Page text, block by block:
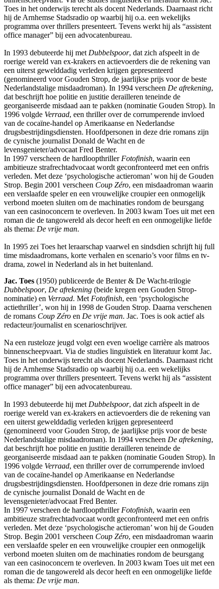
Toes in het onderwijs terecht als docent Nederlands. Daarnaast richt
hij de Arnhemse Stadsradio op waarbij hij o.a. een wekelijks
programma over thrillers presenteert. Tevens werkt hij als “assistent
office manager” bij een advocatenbureau.
In 1993 debuteerde hij met Dubbelspoor, dat zich afspeelt in de
roerige wereld van ex-krakers en actievoerders die de rekening van
een uiterst gewelddadig verleden krijgen gepresenteerd
(genomineerd voor Gouden Strop, de jaarlijkse prijs voor de beste
Nederlandstalige misdaadroman). In 1994 verscheen De afrekening,
dat beschrijft hoe politie en justitie derailleren teneinde de
georganiseerde misdaad aan te pakken (nominatie Gouden Strop). In
1996 volgde Verraad, een thriller over de corrumperende invloed
van de cocaïne-handel op Amerikaanse en Nederlandse
drugsbestrijdingsdiensten. Hoofdpersonen in deze drie romans zijn
de cynische journalist Donald de Wacht en de
levensgenieter/advocaat Fred Benter.
In 1997 verscheen de hardloopthriller Fotofinish, waarin een
ambitieuze strafrechtadvocaat wordt geconfronteerd met een onfris
verleden. Met deze ‘psychologische actieroman’ won hij de Gouden
Strop. Begin 2001 verscheen Coup Zéro, een misdaadroman waarin
een verslaafde speler en een vrouwelijke croupier een onmogelijk
verbond moeten sluiten om de machinaties rondom de beursgang
van een casinoconcern te overleven. In 2003 kwam Toes uit met een
roman die de tangowereld als decor heeft en een onmogelijke liefde
als thema: De vrije man.
In 1995 zei Toes het leraarschap vaarwel en sindsdien schrijft hij full
time misdaadromans, korte verhalen en scenario’s voor films en tv-
drama, zowel in Nederland als in het buitenland.
Jac. Toes (1950) publiceerde de Benter & De Wacht-trilogie
Dubbelspoor, De afrekening (beide kregen een Gouden Strop-
nominatie) en Verraad. Met Fotofinish, een ‘psychologische
actiethriller’, won hij in 1998 de Gouden Strop. Daarna verschenen
de romans Coup Zéro en De vrije man. Jac. Toes is ook actief als
redacteur/journalist en scenarioschrijver.
Na een rusteloze jeugd volgt een even woelige carrière als matroos
binnenscheepvaart. Via de studies linguïstiek en literatuur komt Jac.
Toes in het onderwijs terecht als docent Nederlands. Daarnaast richt
hij de Arnhemse Stadsradio op waarbij hij o.a. een wekelijks
programma over thrillers presenteert. Tevens werkt hij als “assistent
office manager” bij een advocatenbureau.
In 1993 debuteerde hij met Dubbelspoor, dat zich afspeelt in de
roerige wereld van ex-krakers en actievoerders die de rekening van
een uiterst gewelddadig verleden krijgen gepresenteerd
(genomineerd voor Gouden Strop, de jaarlijkse prijs voor de beste
Nederlandstalige misdaadroman). In 1994 verscheen De afrekening,
dat beschrijft hoe politie en justitie derailleren teneinde de
georganiseerde misdaad aan te pakken (nominatie Gouden Strop). In
1996 volgde Verraad, een thriller over de corrumperende invloed
van de cocaïne-handel op Amerikaanse en Nederlandse
drugsbestrijdingsdiensten. Hoofdpersonen in deze drie romans zijn
de cynische journalist Donald de Wacht en de
levensgenieter/advocaat Fred Benter.
In 1997 verscheen de hardloopthriller Fotofinish, waarin een
ambitieuze strafrechtadvocaat wordt geconfronteerd met een onfris
verleden. Met deze ‘psychologische actieroman’ won hij de Gouden
Strop. Begin 2001 verscheen Coup Zéro, een misdaadroman waarin
een verslaafde speler en een vrouwelijke croupier een onmogelijk
verbond moeten sluiten om de machinaties rondom de beursgang
van een casinoconcern te overleven. In 2003 kwam Toes uit met een
roman die de tangowereld als decor heeft en een onmogelijke liefde
als thema: De vrije man.